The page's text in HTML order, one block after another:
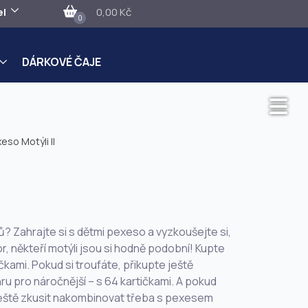
0 0,00 Kč
DÁRKOVÉ ČAJE
Motýli II
Zahrajte si s dětmi pexeso a vyzkoušejte si,
někteří motýli jsou si hodně podobní! Kupte
Pokud si troufáte, přikupte ještě
pro náročnější – s 64 kartičkami. A pokud
zkusit nakombinovat třeba s pexesem